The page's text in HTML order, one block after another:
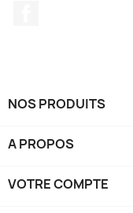
NOS PRODUITS
A PROPOS
VOTRE COMPTE